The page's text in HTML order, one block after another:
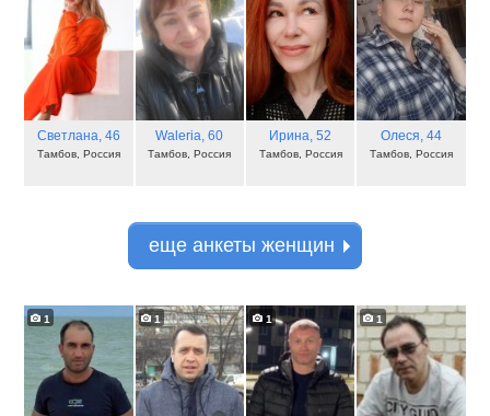
Светлана, 46
Тамбов, Россия
Waleria, 60
Тамбов, Россия
Ирина, 52
Тамбов, Россия
Олеся, 44
Тамбов, Россия
еще анкеты женщин
1 1 1 1